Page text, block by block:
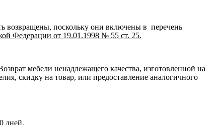
возвращены, поскольку они включены в перечень
Федерации от 19.01.1998 № 55 ст. 25.
мебели ненадлежащего качества, изготовленной на
скидку на товар, или предоставление аналогичного
дней.